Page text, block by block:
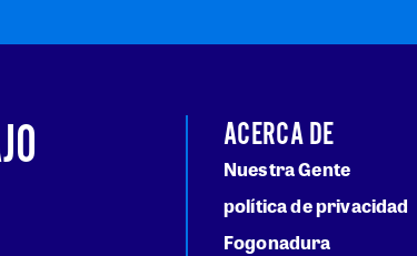
ACERCA DE
Nuestra Gente
política de privacidad
Fogonadura